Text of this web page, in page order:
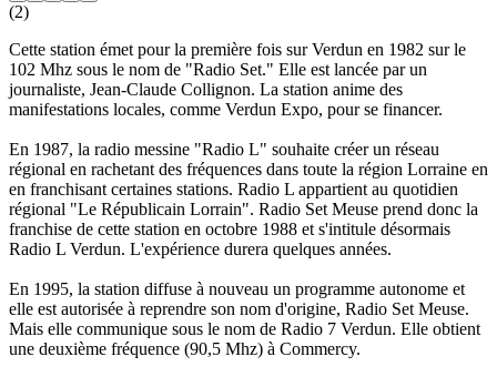
(2)
Cette station émet pour la première fois sur Verdun en 1982 sur le
102 Mhz sous le nom de "Radio Set." Elle est lancée par un
journaliste, Jean-Claude Collignon. La station anime des
manifestations locales, comme Verdun Expo, pour se financer.
En 1987, la radio messine "Radio L" souhaite créer un réseau
régional en rachetant des fréquences dans toute la région Lorraine en
en franchisant certaines stations. Radio L appartient au quotidien
régional "Le Républicain Lorrain". Radio Set Meuse prend donc la
franchise de cette station en octobre 1988 et s'intitule désormais
Radio L Verdun. L'expérience durera quelques années.
En 1995, la station diffuse à nouveau un programme autonome et
elle est autorisée à reprendre son nom d'origine, Radio Set Meuse.
Mais elle communique sous le nom de Radio 7 Verdun. Elle obtient
une deuxième fréquence (90,5 Mhz) à Commercy.